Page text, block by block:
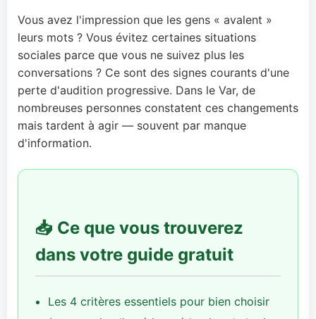
Vous avez l'impression que les gens « avalent »
leurs mots ? Vous évitez certaines situations
sociales parce que vous ne suivez plus les
conversations ? Ce sont des signes courants d'une
perte d'audition progressive. Dans le Var, de
nombreuses personnes constatent ces changements
mais tardent à agir — souvent par manque
d'information.
📥 Ce que vous trouverez
dans votre guide gratuit
Les 4 critères essentiels pour bien choisir